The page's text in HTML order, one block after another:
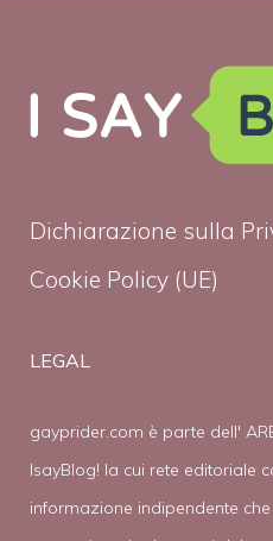
Dichiarazione sulla
Cookie Policy (UE)
LEGAL
gayprider.com è parte dell'
IsayBlog! la cui rete editoriale
informazione indipendente